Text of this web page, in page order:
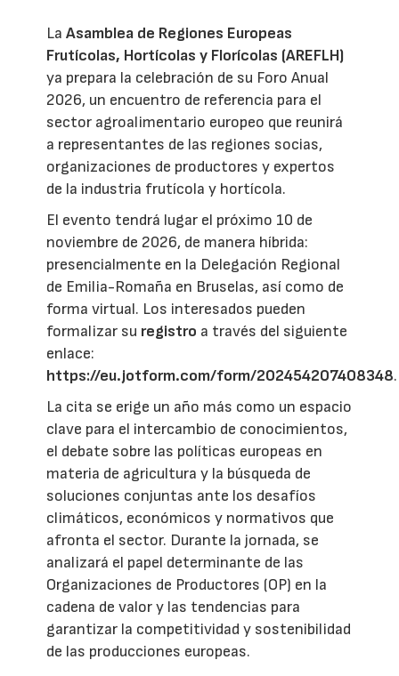
LaAsamblea de Regiones Europeas
Frutícolas, Hortícolas y Florícolas (AREFLH)
ya prepara la celebración de su Foro Anual
2026, un encuentro de referencia para el
sector agroalimentario europeo que reunirá
a representantes de las regiones socias,
organizaciones de productores y expertos
de la industria frutícola y hortícola.
El evento tendrá lugar el próximo 10 de
noviembre de 2026, de manera híbrida:
presencialmente en la Delegación Regional
de Emilia-Romaña en Bruselas, así como de
forma virtual. Los interesados pueden
formalizar su registro a través del siguiente
enlace:
https://eu.jotform.com/form/202454207408348.
La cita se erige un año más como un espacio
clave para el intercambio de conocimientos,
el debate sobre las políticas europeas en
materia de agricultura y la búsqueda de
soluciones conjuntas ante los desafíos
climáticos, económicos y normativos que
afronta el sector. Durante la jornada, se
analizará el papel determinante de las
Organizaciones de Productores (OP) en la
cadena de valor y las tendencias para
garantizar la competitividad y sostenibilidad
de las producciones europeas.